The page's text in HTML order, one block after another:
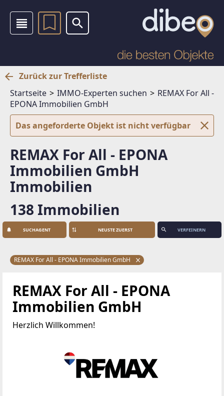
Zurück zur Trefferliste
Startseite
IMMO-Experten suchen
REMAX For All -
EPONA Immobilien GmbH
Das angeforderte Objekt ist nicht verfügbar
REMAX For All - EPONA
Immobilien GmbH
Immobilien
138 Immobilien
SUCHAGENT VERFEINERN
REMAX For All - EPONA Immobilien GmbH
REMAX For All - EPONA
Immobilien GmbH
Herzlich Willkommen!